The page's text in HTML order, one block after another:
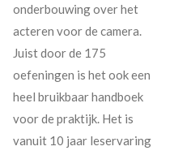
onderbouwing overhet
acteren voor de camera.
Juist door de 175
oefeningen is het ook een
heel bruikbaarhandboek
voor de praktijk. Het is
vanuit 10 jaar leservaring